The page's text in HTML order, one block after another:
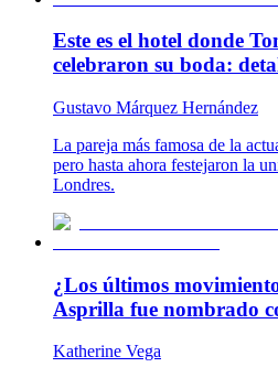
Este es el hotel donde
celebraron su boda:
Gustavo Márquez Hernández
La pareja más famosa de la
pero hasta ahora festejaron la
Londres.
¿Los últimos
Asprilla fue nombrado
Katherine Vega